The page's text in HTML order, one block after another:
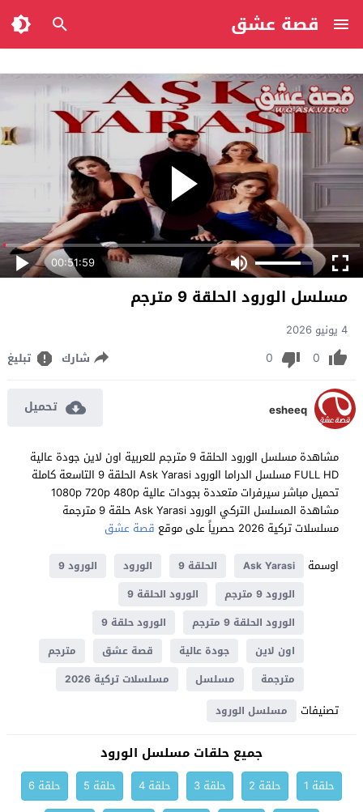
قصة عشق
00:51:59
مسلسل الورود الحلقة 9 مترجم
4 يونيو 2026
0
0 شارك تبليغ
esheeq تحميل
مشاهدة مسلسل الورود الحلقة 9 مترجم للعربية اون لاين جودة عالية
FULL HD مسلسل الدراما الورود Ask Yarasi الحلقة 9 التاسعة كاملة
تحميل مباشر سيرفرات متعددة بجودات عالية 1080p 720p 480p
مشاهدة المسلسل التركي الورود Ask Yarasi حلقة 9 مترجمة
مسلسلات تركية 2026 حصرياً على موقع
قصة عشق
اوسمة
Ask Yarasi الحلقة 9 الورود
الورود 9
الورود 9 مترجم
الورود الحلقة 9
الورود الحلقة 9 مترجم
الورود حلقة 9
اون لاين
جودة عالية قصة عشق
مترجم
مترجمة
مسلسل مسلسلات تركية 2026
تصنيفات مسلسل الورود
جميع حلقات مسلسل الورود
حلقة 1 حلقة 2 حلقة 3 حلقة 4 حلقة 5
حلقة 6